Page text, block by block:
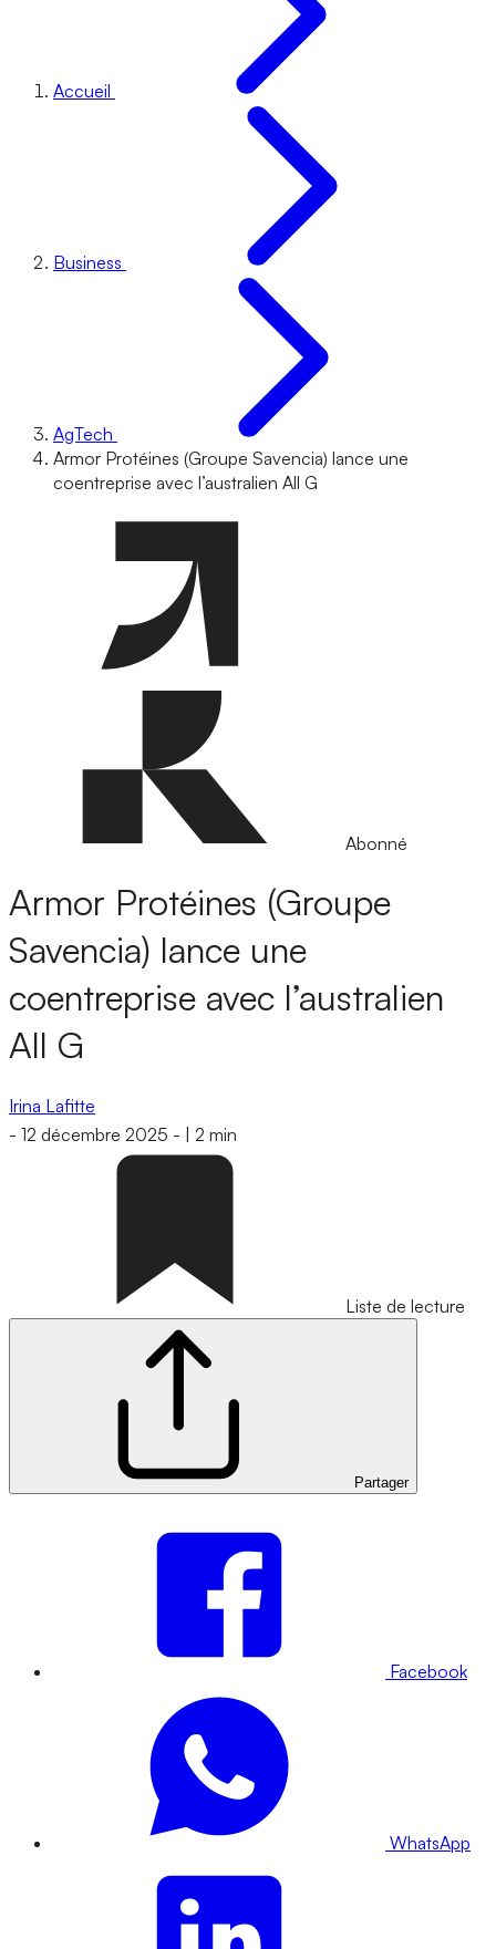
Accueil
Business
AgTech
Armor Protéines (Groupe Savencia) lance une
coentreprise avec l’australien All G
Abonné
Armor Protéines (Groupe
Savencia) lance une
coentreprise avec l’australien
All G
Irina Lafitte
- 12 décembre 2025 - 2 min
Liste de lecture
Partager
Facebook
WhatsApp